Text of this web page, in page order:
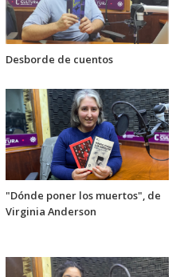
Desborde de cuentos
"Dónde poner los muertos", de
Virginia Anderson